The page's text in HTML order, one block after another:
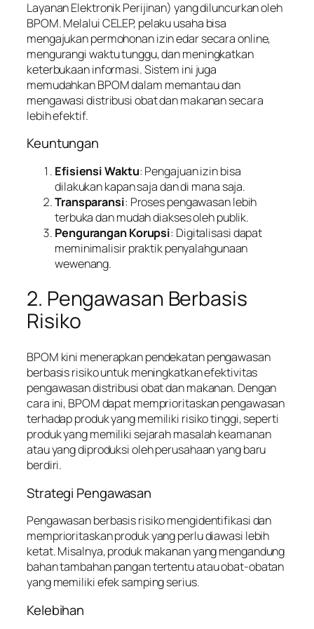
Layanan Elektronik Perijinan) yang diluncurkan oleh
BPOM. Melalui CELEP, pelaku usaha bisa
mengajukan permohonan izin edar secara online,
mengurangi waktu tunggu, dan meningkatkan
keterbukaan informasi. Sistem ini juga
memudahkan BPOM dalam memantau dan
mengawasi distribusi obat dan makanan secara
lebih efektif.
Keuntungan
Efisiensi Waktu: Pengajuan izin bisa
dilakukan kapan saja dan di mana saja.
Transparansi: Proses pengawasan lebih
terbuka dan mudah diakses oleh publik.
Pengurangan Korupsi: Digitalisasi dapat
meminimalisir praktik penyalahgunaan
wewenang.
2. Pengawasan Berbasis
Risiko
BPOM kini menerapkan pendekatan pengawasan
berbasis risiko untuk meningkatkan efektivitas
pengawasan distribusi obat dan makanan. Dengan
cara ini, BPOM dapat memprioritaskan pengawasan
terhadap produk yang memiliki risiko tinggi, seperti
produk yang memiliki sejarah masalah keamanan
atau yang diproduksi oleh perusahaan yang baru
berdiri.
Strategi Pengawasan
Pengawasan berbasis risiko mengidentifikasi dan
memprioritaskan produk yang perlu diawasi lebih
ketat. Misalnya, produk makanan yang mengandung
bahan tambahan pangan tertentu atau obat-obatan
yang memiliki efek samping serius.
Kelebihan